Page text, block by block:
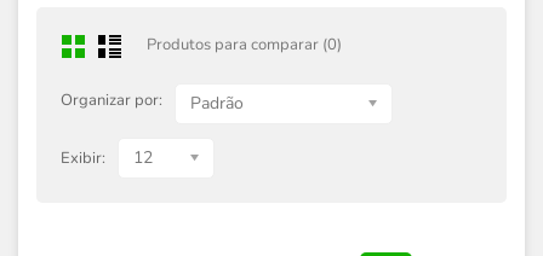
Produtos para comparar (0)
Organizar por: Padrão
Exibir: 12